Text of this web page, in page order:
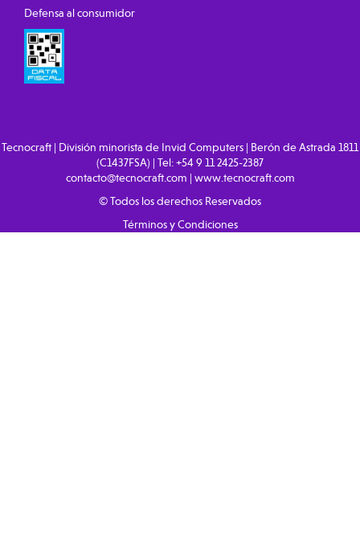
Defensa al consumidor
Tecnocraft | División minorista de Invid Computers | Berón de Astrada 1811
(C1437FSA) | Tel:+54 9 11 2425-2387
contacto@tecnocraft.com | www.tecnocraft.com
© Todos los derechos Reservados
Términos y Condiciones